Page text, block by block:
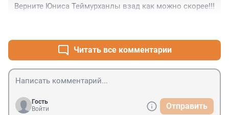
Верните Юниса Теймурханлы взад как можно скорее!!!
Читать все комментарии
Гость
Войти
Отправить